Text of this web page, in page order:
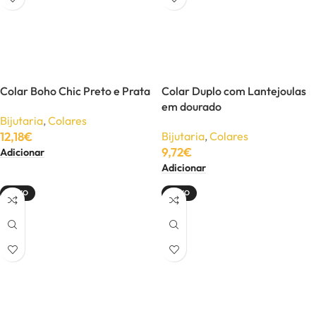
Colar Boho Chic Preto e Prata
Bijutaria,Colares
12,18€
Adicionar
Colar Duplo com Lantejoulas
em dourado
Bijutaria,Colares
9,72€
Adicionar
NOVO NOVO